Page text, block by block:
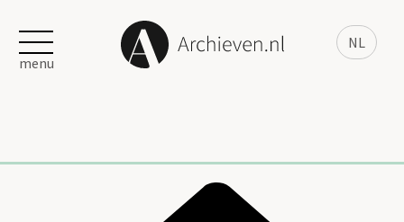
NL
menu